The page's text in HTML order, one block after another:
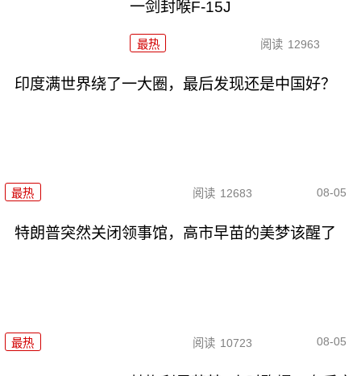
一剑封喉F-15J
最热 阅读 12963
印度满世界绕了一大圈，最后发现还是中国好？
最热 阅读 12683 08-05
特朗普突然关闭领事馆，高市早苗的美梦该醒了
最热 阅读 10723 08-05